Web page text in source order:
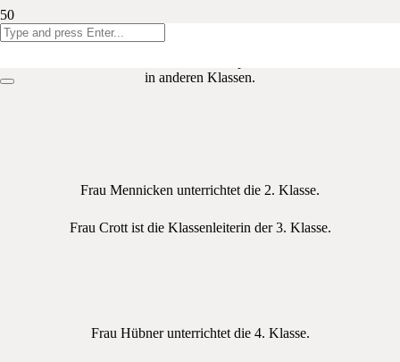
Die 1. Klasse wird von Frau Radermacher und Herr Jerusalem
in anderen Klassen.
Frau Mennicken unterrichtet die 2. Klasse.
Frau Crott ist die Klassenleiterin der 3. Klasse.
Frau Hübner unterrichtet die 4. Klasse.